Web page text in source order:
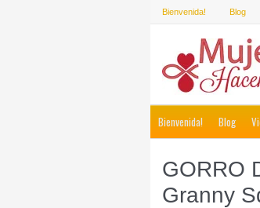
Bienvenida! Blog
Bienvenida! Blog
GORRO
Granny